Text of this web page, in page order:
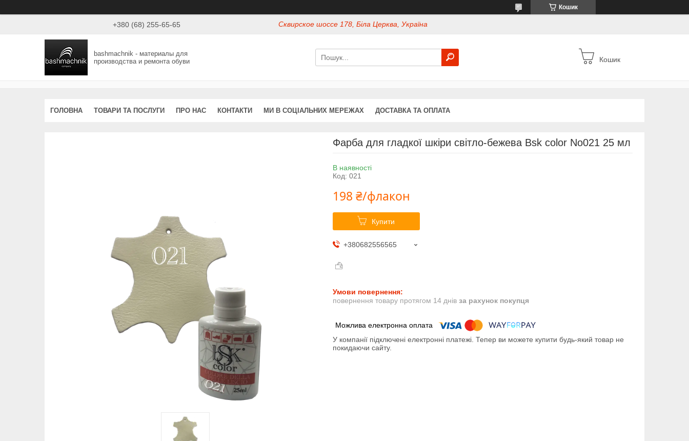
Кошик
+380 (68) 255-65-65 Сквирское шоссе 178, Біла Церква, Україна
bashmachnik - материалы для
производства и ремонта обуви
Кошик
ГОЛОВНА ТОВАРИ ТА ПОСЛУГИ ПРО НАС КОНТАКТИ МИ В СОЦІАЛЬНИХ МЕРЕЖАХ ДОСТАВКА ТА ОПЛАТА
Фарба для гладкої шкіри світло-бежева Bsk color No021 25 мл
В наявності
Код: 021
198 ₴/флакон
Купити
+380682556565
повернення товару протягом 14 днів за рахунок покупця
У компанії підключені електронні платежі. Тепер ви можете купити будь-який товар не
покидаючи сайту.